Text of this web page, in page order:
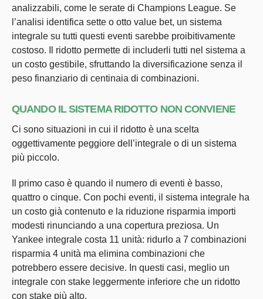
analizzabili, come le serate di Champions League. Se
l’analisi identifica sette o otto value bet, un sistema
integrale su tutti questi eventi sarebbe proibitivamente
costoso. Il ridotto permette di includerli tutti nel sistema a
un costo gestibile, sfruttando la diversificazione senza il
peso finanziario di centinaia di combinazioni.
QUANDO IL SISTEMA RIDOTTO NON CONVIENE
Ci sono situazioni in cui il ridotto è una scelta
oggettivamente peggiore dell’integrale o di un sistema
più piccolo.
Il primo caso è quando il numero di eventi è basso,
quattro o cinque. Con pochi eventi, il sistema integrale ha
un costo già contenuto e la riduzione risparmia importi
modesti rinunciando a una copertura preziosa. Un
Yankee integrale costa 11 unità: ridurlo a 7 combinazioni
risparmia 4 unità ma elimina combinazioni che
potrebbero essere decisive. In questi casi, meglio un
integrale con stake leggermente inferiore che un ridotto
con stake più alto.